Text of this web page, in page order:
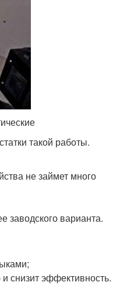
такой работы.
не займет много
заводского варианта.
снизит эффективность.